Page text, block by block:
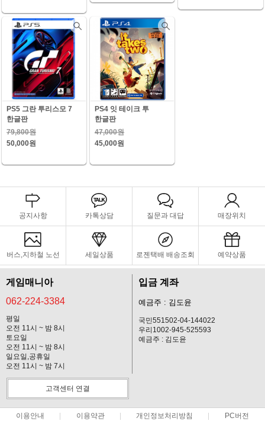
PS5 그란 투리스모 7
한글판
79,800원
50,000원
PS4 잇 테이크 투
한글판
47,000원
45,000원
공지사항 카톡상담 질문과 대답 매장위치
버스,지하철 노선 세일상품 로젠택배 배송조회 예약상품
게임매니아
062-224-3384
평일
오전 11시 ~ 밤 8시
토요일
오전 11시 ~ 밤 8시
일요일,공휴일
오전 11시 ~ 밤 7시
입금 계좌
예금주 : 김도윤
국민551502-04-144022
우리1002-945-525593
예금주 : 김도윤
고객센터 연결
이용안내 이용약관 개인정보처리방침 PC버전